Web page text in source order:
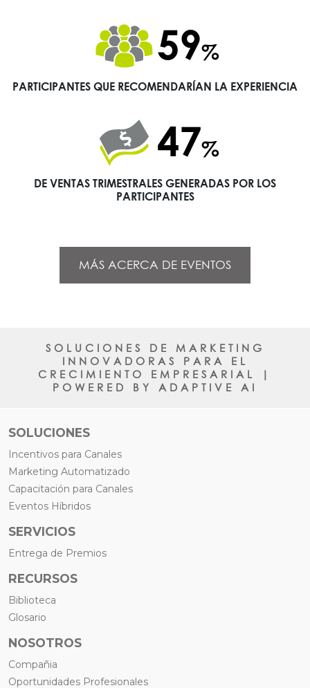
77%
PARTICIPANTES QUE RECOMENDARÍAN LA EXPERIENCIA
61%
DE VENTAS TRIMESTRALES GENERADAS POR LOS
PARTICIPANTES
MÁS ACERCA DE EVENTOS
SOLUCIONES DE MARKETING
INNOVADORAS PARA EL
CRECIMIENTO EMPRESARIAL |
POWERED BY ADAPTIVE AI
SOLUCIONES
Incentivos para Canales
Marketing Automatizado
Capacitación para Canales
Eventos Híbridos
SERVICIOS
Entrega de Premios
RECURSOS
Biblioteca
Glosario
NOSOTROS
Compañia
Oportunidades Profesionales